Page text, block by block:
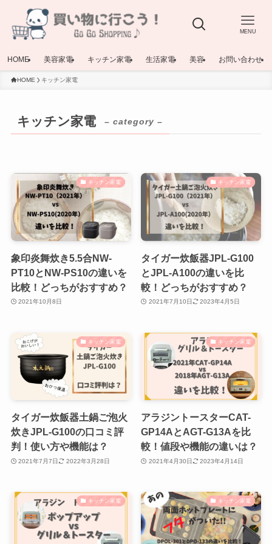
MENU
HOME 美容家電 キッチン家電 生活家電 美容 お問い合わせ
HOME キッチン家電
キッチン家電 – category –
キッチン家電
象印炎舞炊き5.5合NW-
PT10とNW-PS10の違いを
比較！どっちがおすすめ？
2021年10月8日
キッチン家電
タイガー炊飯器JPL-G100
とJPL-A100の違いを比
較！どっちがおすすめ？
2021年7月10日 2023年4月5日
キッチン家電
タイガー炊飯器土鍋ご泡火
炊きJPL-G100の口コミ評
判！使い方や機能は？
2021年7月7日 2022年3月28日
キッチン家電
アラジントースターCAT-
GP14AとAGT-G13Aを比
較！値段や機能の違いは？
2021年4月30日 2023年4月14日
キッチン家電 キッチン家電